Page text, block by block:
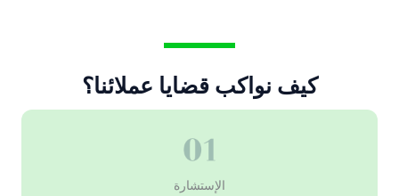
كيف نواكب قضايا عملائنا؟
الإستشارة